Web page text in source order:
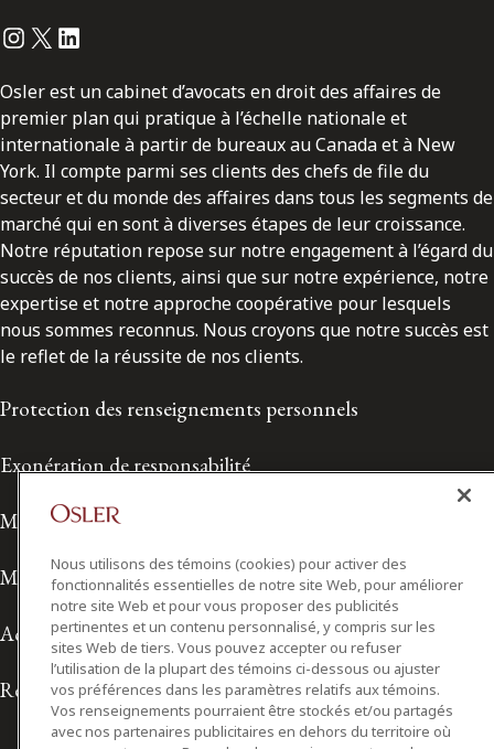
Instagram
Twitter
LinkedIn
Osler est un cabinet d’avocats en droit des affaires de
premier plan qui pratique à l’échelle nationale et
internationale à partir de bureaux au Canada et à New
York. Il compte parmi ses clients des chefs de file du
secteur et du monde des affaires dans tous les segments de
marché qui en sont à diverses étapes de leur croissance.
Notre réputation repose sur notre engagement à l’égard du
succès de nos clients, ainsi que sur notre expérience, notre
expertise et notre approche coopérative pour lesquels
nous sommes reconnus. Nous croyons que notre succès est
le reflet de la réussite de nos clients.
Protection des renseignements personnels
Exonération de responsabilité
Modalités de prestation de services
Modalités d'utilisation
Accessibilité
Relations avec les médias
Nous utilisons des témoins (cookies) pour activer des
fonctionnalités essentielles de notre site Web, pour améliorer
notre site Web et pour vous proposer des publicités
pertinentes et un contenu personnalisé, y compris sur les
sites Web de tiers. Vous pouvez accepter ou refuser
l’utilisation de la plupart des témoins ci-dessous ou ajuster
vos préférences dans les paramètres relatifs aux témoins.
Vos renseignements pourraient être stockés et/ou partagés
avec nos partenaires publicitaires en dehors du territoire où